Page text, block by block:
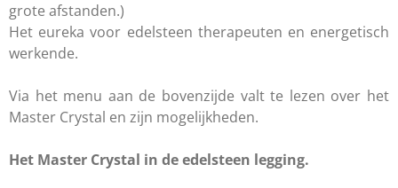
grote afstanden.)
Het eureka voor edelsteen therapeuten en energetisch
werkende.
Via het menu aan de bovenzijde valt te lezen over het
Master Crystal en zijn mogelijkheden.
Het Master Crystal in de edelsteen legging.